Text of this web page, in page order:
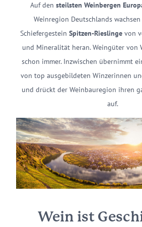
Auf den steilsten Weinbergen
Weinregion Deutschlands
Schiefergestein Spitzen-Rieslinge von
und Mineralität heran. Weingüter von
schon immer. Inzwischen übernimmt
von top ausgebildeten Winzerinnen
und drückt der Weinbauregion ihren
auf.
Wein ist